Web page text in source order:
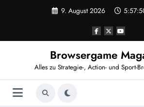
9. August 2026
Browsergame
Alles zu Strategie-, Action- und Sport-